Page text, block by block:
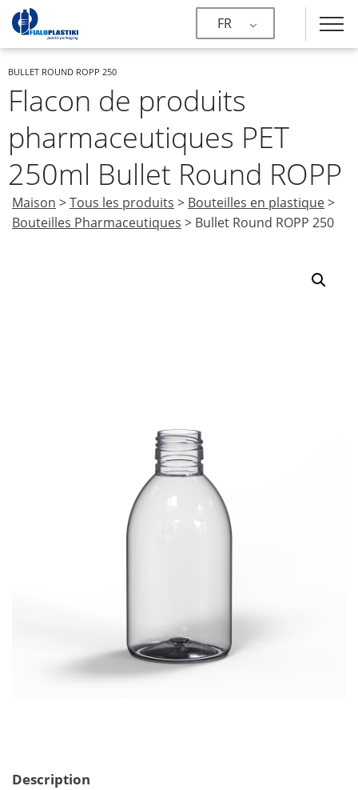
FR
BULLET ROUND ROPP 250
Flacon de produits
pharmaceutiques PET
250ml Bullet Round ROPP
Maison >Tous les produits > Bouteilles en plastique>
Bouteilles Pharmaceutiques > Bullet Round ROPP 250
Description